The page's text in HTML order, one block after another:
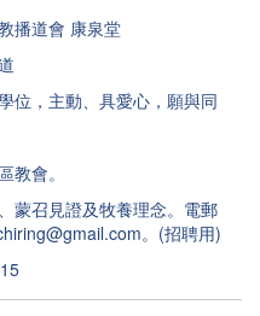
播道會 康泉堂
位，主動、具愛心，願與同
教會。
蒙召見證及牧養理念。電郵
。(招聘用)